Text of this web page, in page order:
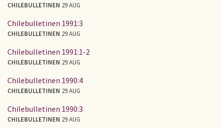
CHILEBULLETINEN 29 AUG
Chilebulletinen 1991:3
CHILEBULLETINEN 29 AUG
Chilebulletinen 1991:1-2
CHILEBULLETINEN 29 AUG
Chilebulletinen 1990:4
CHILEBULLETINEN 29 AUG
Chilebulletinen 1990:3
CHILEBULLETINEN 29 AUG